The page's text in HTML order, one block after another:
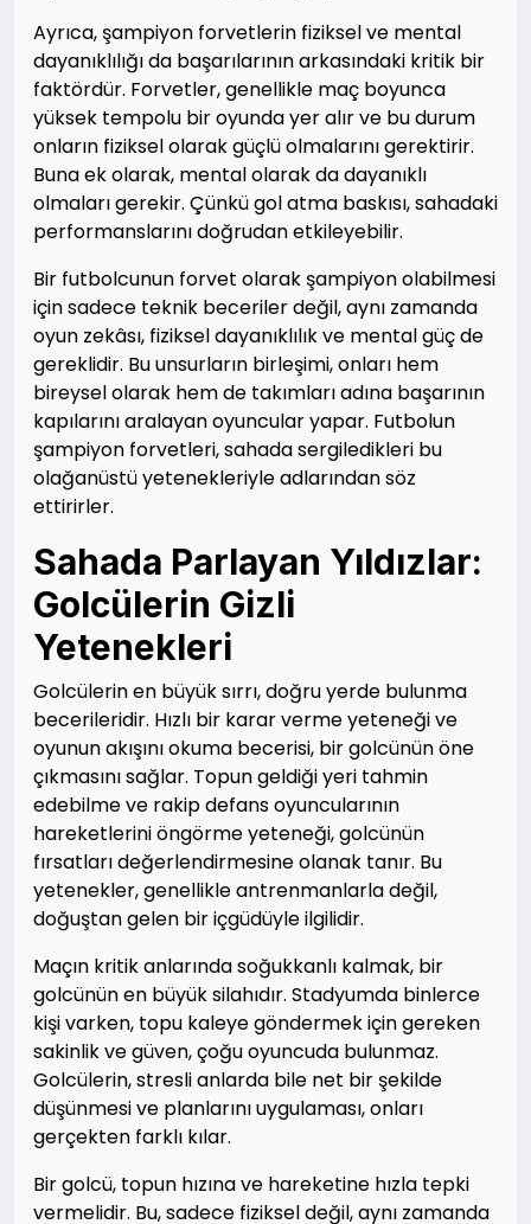
Ayrıca, şampiyon forvetlerin fiziksel ve mental
dayanıklılığı da başarılarının arkasındaki kritik bir
faktördür. Forvetler, genellikle maç boyunca
yüksek tempolu bir oyunda yer alır ve bu durum
onların fiziksel olarak güçlü olmalarını gerektirir.
Buna ek olarak, mental olarak da dayanıklı
olmaları gerekir. Çünkü gol atma baskısı, sahadaki
performanslarını doğrudan etkileyebilir.
Bir futbolcunun forvet olarak şampiyon olabilmesi
için sadece teknik beceriler değil, aynı zamanda
oyun zekâsı, fiziksel dayanıklılık ve mental güç de
gereklidir. Bu unsurların birleşimi, onları hem
bireysel olarak hem de takımları adına başarının
kapılarını aralayan oyuncular yapar. Futbolun
şampiyon forvetleri, sahada sergiledikleri bu
olağanüstü yetenekleriyle adlarından söz
ettirirler.
Sahada Parlayan Yıldızlar:
Golcülerin Gizli
Yetenekleri
Golcülerin en büyük sırrı, doğru yerde bulunma
becerileridir. Hızlı bir karar verme yeteneği ve
oyunun akışını okuma becerisi, bir golcünün öne
çıkmasını sağlar. Topun geldiği yeri tahmin
edebilme ve rakip defans oyuncularının
hareketlerini öngörme yeteneği, golcünün
fırsatları değerlendirmesine olanak tanır. Bu
yetenekler, genellikle antrenmanlarla değil,
doğuştan gelen bir içgüdüyle ilgilidir.
Maçın kritik anlarında soğukkanlı kalmak, bir
golcünün en büyük silahıdır. Stadyumda binlerce
kişi varken, topu kaleye göndermek için gereken
sakinlik ve güven, çoğu oyuncuda bulunmaz.
Golcülerin, stresli anlarda bile net bir şekilde
düşünmesi ve planlarını uygulaması, onları
gerçekten farklı kılar.
Bir golcü, topun hızına ve hareketine hızla tepki
vermelidir. Bu, sadece fiziksel değil, aynı zamanda